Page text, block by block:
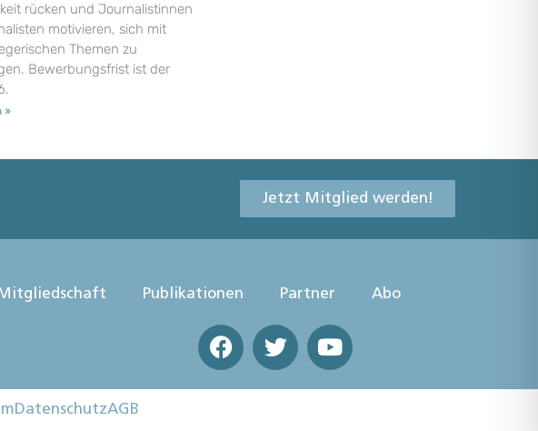
rücken und Journalistinnen
motivieren, sich mit
Themen zu
Bewerbungsfrist ist der
»
Jetzt Mitglied werden!
Mitgliedschaft Publikationen Partner Abo
DatenschutzAGB